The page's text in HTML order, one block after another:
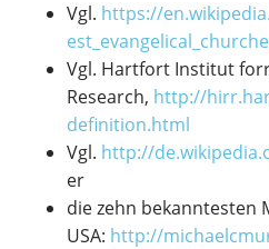
Vgl. https://
Vgl. Hartfort Institut
Research, http://
definition.html
Vgl. http://
er
die zehn bekanntesten
USA: http://